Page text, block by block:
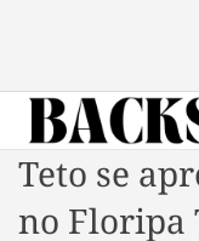
B
a
c
Teto se
no Floripa